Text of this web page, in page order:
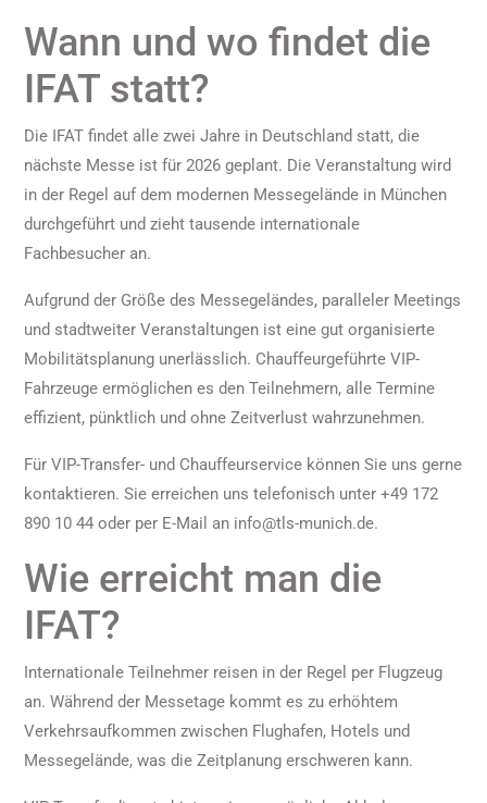
Wann und wo findet die
IFAT statt?
Die IFAT findet alle zwei Jahre in Deutschland statt, die
nächste Messe ist für 2026 geplant. Die Veranstaltung wird
in der Regel auf dem modernen Messegelände in München
durchgeführt und zieht tausende internationale
Fachbesucher an.
Aufgrund der Größe des Messegeländes, paralleler Meetings
und stadtweiter Veranstaltungen ist eine gut organisierte
Mobilitätsplanung unerlässlich. Chauffeurgeführte VIP-
Fahrzeuge ermöglichen es den Teilnehmern, alle Termine
effizient, pünktlich und ohne Zeitverlust wahrzunehmen.
Für VIP-Transfer- und Chauffeurservice können Sie uns gerne
kontaktieren. Sie erreichen uns telefonisch unter +49 172
890 10 44 oder per E-Mail an info@tls-munich.de.
Wie erreicht man die
IFAT?
Internationale Teilnehmer reisen in der Regel per Flugzeug
an. Während der Messetage kommt es zu erhöhtem
Verkehrsaufkommen zwischen Flughafen, Hotels und
Messegelände, was die Zeitplanung erschweren kann.